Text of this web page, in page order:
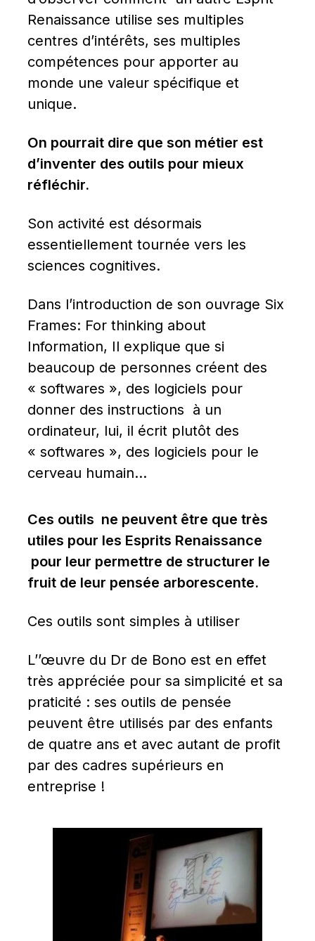
Renaissance utilise ses multiples
centres d’intérêts, ses multiples
compétences pour apporter au
monde une valeur spécifique et
unique.
On pourrait dire que son métier est
d’inventer des outils pour mieux
réfléchir.
Son activité est désormais
essentiellement tournée vers les
sciences cognitives.
Dans l’introduction de son ouvrage Six
Frames: For thinking about
Information, Il explique que si
beaucoup de personnes créent des
« softwares », des logiciels pour
donner des instructions  à un
ordinateur, lui, il écrit plutôt des
« softwares », des logiciels pour le
cerveau humain…
Ces outils  ne peuvent être que très
utiles pour les Esprits Renaissance
pour leur permettre de structurer le
fruit de leur pensée arborescente.
Ces outils sont simples à utiliser
L’’œuvre du Dr de Bono est en effet
très appréciée pour sa simplicité et sa
praticité : ses outils de pensée
peuvent être utilisés par des enfants
de quatre ans et avec autant de profit
par des cadres supérieurs en
entreprise !